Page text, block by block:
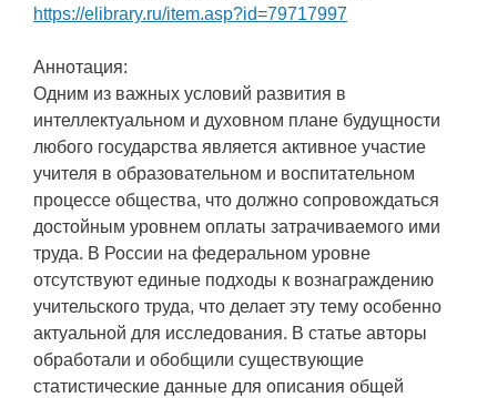
https://elibrary.ru/item.asp?id=79717997
Аннотация:
Одним из важных условий развития в
интеллектуальном и духовном плане будущности
любого государства является активное участие
учителя в образовательном и воспитательном
процессе общества, что должно сопровождаться
достойным уровнем оплаты затрачиваемого ими
труда. В России на федеральном уровне
отсутствуют единые подходы к вознаграждению
учительского труда, что делает эту тему особенно
актуальной для исследования. В статье авторы
обработали и обобщили существующие
статистические данные для описания общей